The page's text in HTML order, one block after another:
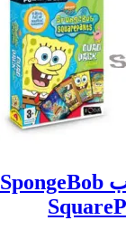
بازی جدید و جالب SpongeBob